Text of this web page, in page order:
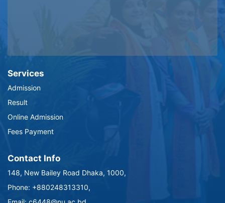
Services
Admission
Result
Online Admission
Fees Payment
Contact Info
148, New Bailey Road Dhaka, 1000,
Phone: +880248313310,